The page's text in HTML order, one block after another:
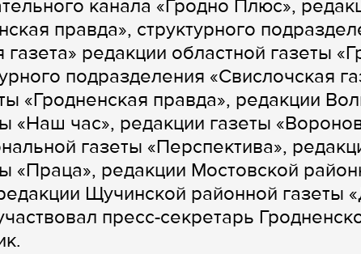
канала «Гродно Плюс»,
правда», структурного
газета» редакции областной газеты
подразделения «Свислочская
«Гродненская правда», редакции
«Наш час», редакции газеты
газеты «Перспектива»,
«Праца», редакции Мостовской
Щучинской районной газеты
пресс-секретарь